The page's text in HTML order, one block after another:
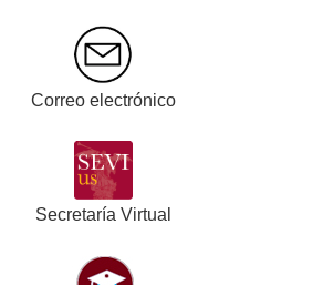
Correo electrónico
Secretaría Virtual